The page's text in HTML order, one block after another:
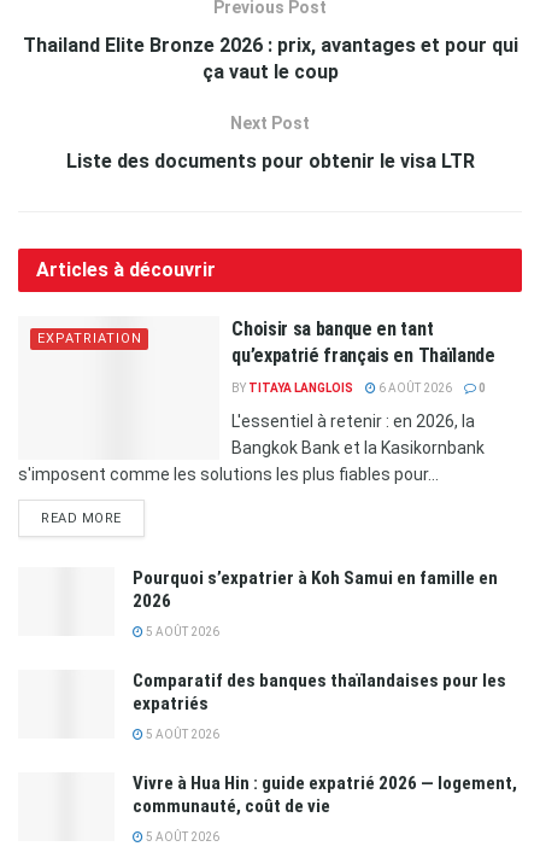
Previous Post
Thailand Elite Bronze 2026 : prix, avantages et pour qui
ça vaut le coup
Next Post
Liste des documents pour obtenir le visa LTR
Articles à découvrir
EXPATRIATION
Choisir sa banque en tant
qu’expatrié français en Thaïlande
BY TITAYA LANGLOIS 6 AOÛT 2026 0
L'essentiel à retenir : en 2026, la
Bangkok Bank et la Kasikornbank
s'imposent comme les solutions les plus fiables pour...
READ MORE
Pourquoi s’expatrier à Koh Samui en famille en
2026
5 AOÛT 2026
Comparatif des banques thaïlandaises pour les
expatriés
5 AOÛT 2026
Vivre à Hua Hin : guide expatrié 2026 — logement,
communauté, coût de vie
5 AOÛT 2026